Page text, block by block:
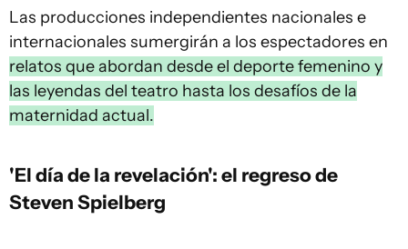
Las producciones independientes nacionales e
internacionales sumergirán a los espectadores en
relatos que abordan desde el deporte femenino y
las leyendas del teatro hasta los desafíos de la
maternidad actual.
'El día de la revelación': el regreso de
Steven Spielberg